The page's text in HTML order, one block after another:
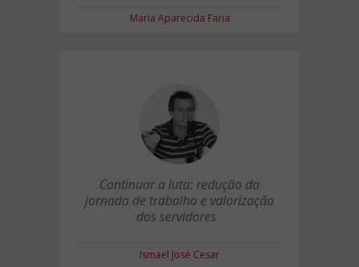
Maria Aparecida Faria
Continuar a luta: redução da
jornada de trabalho e valorização
dos servidores
Ismael José Cesar